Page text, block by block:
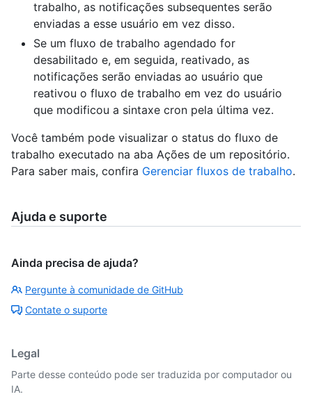
trabalho, as notificações subsequentes serão
enviadas a esse usuário em vez disso.
Se um fluxo de trabalho agendado for
desabilitado e, em seguida, reativado, as
notificações serão enviadas ao usuário que
reativou o fluxo de trabalho em vez do usuário
que modificou a sintaxe cron pela última vez.
Você também pode visualizar o status do fluxo de
trabalho executado na aba Ações de um repositório.
Para saber mais, confira Gerenciar fluxos de trabalho.
Ajuda e suporte
Ainda precisa de ajuda?
Pergunte à comunidade de GitHub
Contate o suporte
Legal
Parte desse conteúdo pode ser traduzida por computador ou
IA.